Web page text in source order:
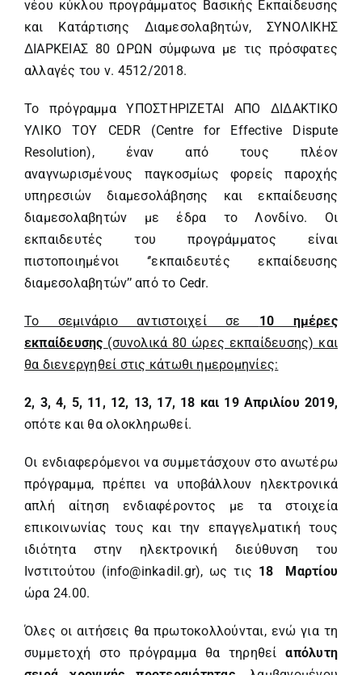
νέου κύκλου προγράμματος Bασικής Eκπαίδευσης
και Kατάρτισης Διαμεσολαβητών, ΣΥΝΟΛΙΚΗΣ
ΔΙΑΡΚΕΙΑΣ 80 ΩΡΩΝ σύμφωνα με τις πρόσφατες
αλλαγές του ν. 4512/2018.
Το πρόγραμμα ΥΠΟΣΤΗΡΙΖΕΤΑΙ ΑΠΟ ΔΙΔΑΚΤΙΚΟ
ΥΛΙΚΟ ΤΟΥ CEDR (Centre for Effective Dispute
Resolution), έναν από τους πλέον
αναγνωρισμένους παγκοσμίως φορείς παροχής
υπηρεσιών διαμεσολάβησης και εκπαίδευσης
διαμεσολαβητών με έδρα το Λονδίνο. Οι
εκπαιδευτές του προγράμματος είναι
πιστοποιημένοι ‘’εκπαιδευτές εκπαίδευσης
διαμεσολαβητών’’ από το Cedr.
Το σεμινάριο αντιστοιχεί σε 10 ημέρες
εκπαίδευσης (συνολικά 80 ώρες εκπαίδευσης) και
θα διενεργηθεί στις κάτωθι ημερομηνίες:
2, 3, 4, 5, 11, 12, 13, 17, 18 και 19 Aπριλίου 2019,
οπότε και θα ολοκληρωθεί.
Οι ενδιαφερόμενοι να συμμετάσχουν στο ανωτέρω
πρόγραμμα, πρέπει να υποβάλλουν ηλεκτρονικά
απλή αίτηση ενδιαφέροντος με τα στοιχεία
επικοινωνίας τους και την επαγγελματική τους
ιδιότητα στην ηλεκτρονική διεύθυνση του
Ινστιτούτου (info@inkadil.gr), ως τις 18 Μαρτίου
ώρα 24.00.
Όλες οι αιτήσεις θα πρωτοκολλούνται, ενώ για τη
συμμετοχή στο πρόγραμμα θα τηρηθείαπόλυτη